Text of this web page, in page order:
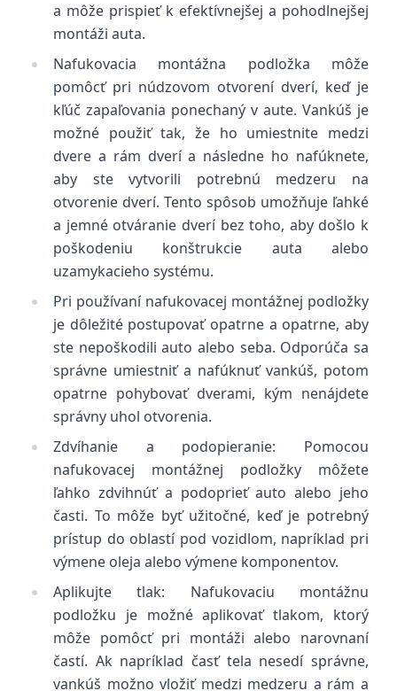
a môže prispieť k efektívnejšej a pohodlnejšej
montáži auta.
Nafukovacia montážna podložka môže
pomôcť pri núdzovom otvorení dverí, keď je
kľúč zapaľovania ponechaný v aute. Vankúš je
možné použiť tak, že ho umiestnite medzi
dvere a rám dverí a následne ho nafúknete,
aby ste vytvorili potrebnú medzeru na
otvorenie dverí. Tento spôsob umožňuje ľahké
a jemné otváranie dverí bez toho, aby došlo k
poškodeniu konštrukcie auta alebo
uzamykacieho systému.
Pri používaní nafukovacej montážnej podložky
je dôležité postupovať opatrne a opatrne, aby
ste nepoškodili auto alebo seba. Odporúča sa
správne umiestniť a nafúknuť vankúš, potom
opatrne pohybovať dverami, kým nenájdete
správny uhol otvorenia.
Zdvíhanie a podopieranie: Pomocou
nafukovacej montážnej podložky môžete
ľahko zdvihnúť a podoprieť auto alebo jeho
časti. To môže byť užitočné, keď je potrebný
prístup do oblastí pod vozidlom, napríklad pri
výmene oleja alebo výmene komponentov.
Aplikujte tlak: Nafukovaciu montážnu
podložku je možné aplikovať tlakom, ktorý
môže pomôcť pri montáži alebo narovnaní
častí. Ak napríklad časť tela nesedí správne,
vankúš možno vložiť medzi medzeru a rám a